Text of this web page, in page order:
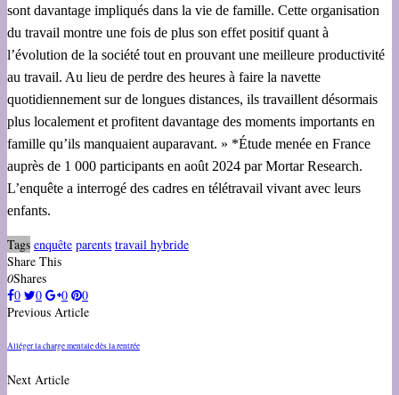
sont davantage impliqués dans la vie de famille. Cette organisation
du travail montre une fois de plus son effet positif quant à
l’évolution de la société tout en prouvant une meilleure productivité
au travail. Au lieu de perdre des heures à faire la navette
quotidiennement sur de longues distances, ils travaillent désormais
plus localement et profitent davantage des moments importants en
famille qu’ils manquaient auparavant. » *Étude menée en France
auprès de 1 000 participants en août 2024 par Mortar Research.
L’enquête a interrogé des cadres en télétravail vivant avec leurs
enfants.
Tags enquête parents travail hybride
Share This
0Shares
0
0 0
0
Previous Article
Alléger la charge mentale dès la rentrée
Next Article